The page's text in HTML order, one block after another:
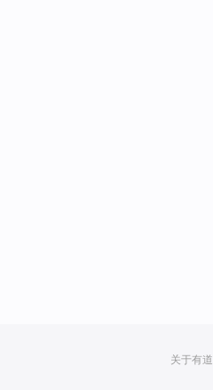
关于有道